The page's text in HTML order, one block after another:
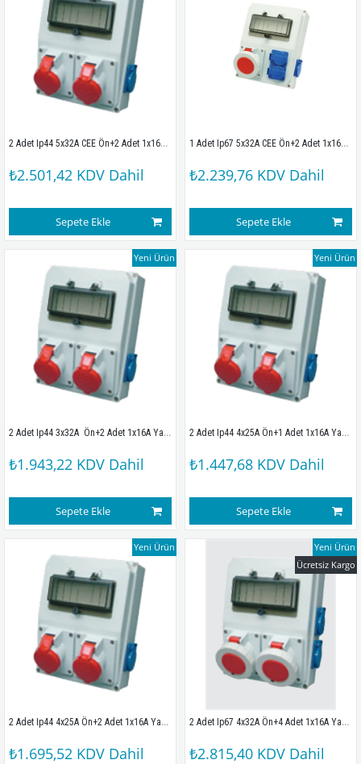
2 Adet Ip44 5x32A CEE Ön+2 Adet 1x16A Yan Sigortalı Kombinasyon Kutusu (210x280x100mm) IP44
₺2.501,42 KDV Dahil
Sepete Ekle
1 Adet Ip67 5x32A CEE Ön+2 Adet 1x16A Ön+2 Adet 1x16A Yan Sigortalı Kombinasyon Kutusu (210x280x100mm) IP44
₺2.239,76 KDV Dahil
Sepete Ekle
2 Adet Ip44 3x32A  Ön+2 Adet 1x16A Yan Sigortalı Kombinasyon Kutusu (210x280x100mm) IP44
₺1.943,22 KDV Dahil
Sepete Ekle
Yeni Ürün
2 Adet Ip44 4x25A Ön+1 Adet 1x16A Yan Sigortalı Kombinasyon Kutusu (210x280x100mm) IP67
₺1.447,68 KDV Dahil
Sepete Ekle
Yeni Ürün
2 Adet Ip44 4x25A Ön+2 Adet 1x16A Yan Sigortalı Kombinasyon Kutusu (210x280x100mm) IP67
₺1.695,52 KDV Dahil
Yeni Ürün
2 Adet Ip67 4x32A Ön+4 Adet 1x16A Yan Sigortalı Kombinasyon Kutusu (210x280x100mm) IP67
₺2.815,40 KDV Dahil
Ücretsiz Kargo
Yeni Ürün